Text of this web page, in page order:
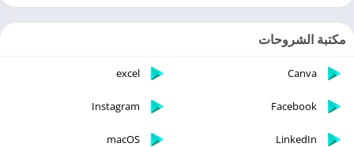
مكتبة الشروحات
Canva
excel
Facebook
Instagram
LinkedIn
macOS